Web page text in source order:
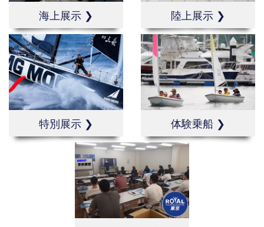
海上展示 ❯ 陸上展示 ❯
特別展示 ❯ 体験乗船 ❯